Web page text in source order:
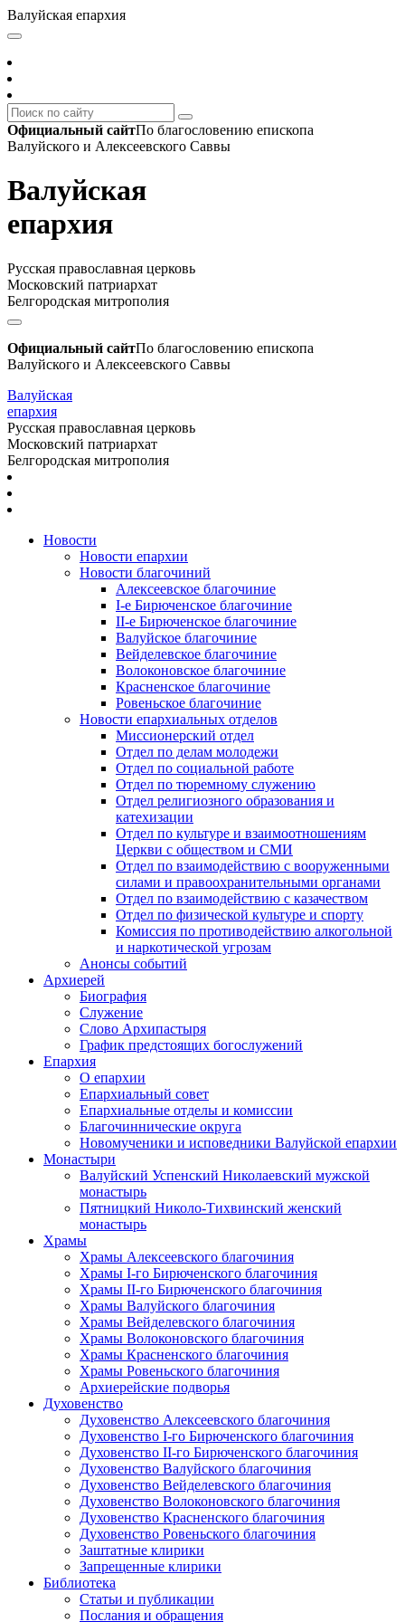
Валуйская епархия
Официальный сайтПо благословению епископа
Валуйского и Алексеевского Саввы
Валуйская
епархия
Русская православная церковь
Московский патриархат
Белгородская митрополия
Официальный сайтПо благословению епископа
Валуйского и Алексеевского Саввы
Валуйская
епархия
Русская православная церковь
Московский патриархат
Белгородская митрополия
Новости
Новости епархии
Новости благочиний
Алексеевское благочиние
I-е Бирюченское благочиние
II-е Бирюченское благочиние
Валуйское благочиние
Вейделевское благочиние
Волоконовское благочиние
Красненское благочиние
Ровеньское благочиние
Новости епархиальных отделов
Миссионерский отдел
Отдел по делам молодежи
Отдел по социальной работе
Отдел по тюремному служению
Отдел религиозного образования и
катехизации
Отдел по культуре и взаимоотношениям
Церкви с обществом и СМИ
Отдел по взаимодействию с вооруженными
силами и правоохранительными органами
Отдел по взаимодействию с казачеством
Отдел по физической культуре и спорту
Комиссия по противодействию алкогольной
и наркотической угрозам
Анонсы событий
Архиерей
Биография
Служение
Слово Архипастыря
График предстоящих богослужений
Епархия
О епархии
Епархиальный совет
Епархиальные отделы и комиссии
Благочиннические округа
Новомученики и исповедники Валуйской епархии
Монастыри
Валуйский Успенский Николаевский мужской
монастырь
Пятницкий Николо-Тихвинский женский
монастырь
Храмы
Храмы Алексеевского благочиния
Храмы I-го Бирюченского благочиния
Храмы II-го Бирюченского благочиния
Храмы Валуйского благочиния
Храмы Вейделевского благочиния
Храмы Волоконовского благочиния
Храмы Красненского благочиния
Храмы Ровеньского благочиния
Архиерейские подворья
Духовенство
Духовенство Алексеевского благочиния
Духовенство I-го Бирюченского благочиния
Духовенство II-го Бирюченского благочиния
Духовенство Валуйского благочиния
Духовенство Вейделевского благочиния
Духовенство Волоконовского благочиния
Духовенство Красненского благочиния
Духовенство Ровеньского благочиния
Заштатные клирики
Запрещенные клирики
Библиотека
Статьи и публикации
Послания и обращения